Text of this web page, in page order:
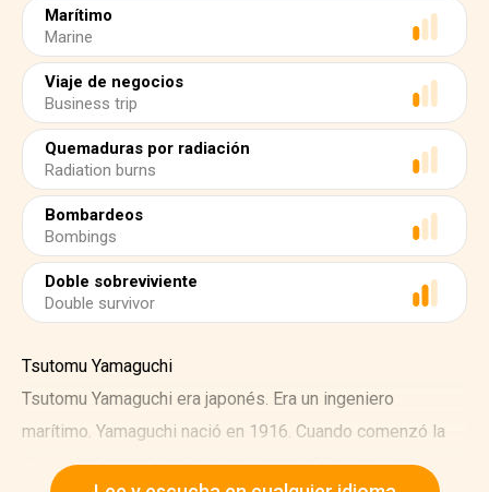
Marítimo
Marine
Viaje de negocios
Business trip
Quemaduras por radiación
Radiation burns
Bombardeos
Bombings
Doble sobreviviente
Double survivor
Tsutomu Yamaguchi
Tsutomu Yamaguchi era japonés. Era un ingeniero
marítimo. Yamaguchi nació en 1916. Cuando comenzó la
Segunda Guerra Mundial, el sólo tenía 22 años. Yamaguchi